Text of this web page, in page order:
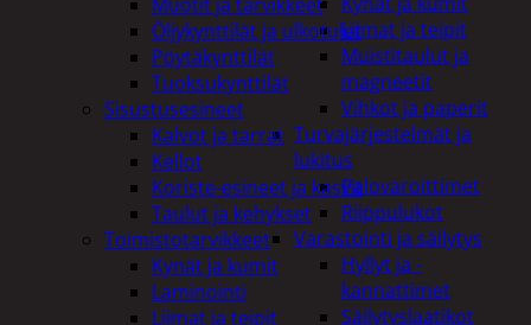
Liimat ja teipit
Muistitaulut ja
magneetit
Vihkot ja paperit
Turvajärjestelmät ja
lukitus
Palovaroittimet
Riippulukot
Varastointi ja säilytys
Hyllyt ja -
kannattimet
Säilytyslaatikot
Öljykynttilät ja ulkotulet
Pöytäkynttilät
Tuoksukynttilät
Sisustusesineet
Kalvot ja tarrat
Kellot
Koriste-esineet ja kasvit
Taulut ja kehykset
Toimistotarvikkeet
Kynät ja kumit
Laminointi
Liimat ja teipit